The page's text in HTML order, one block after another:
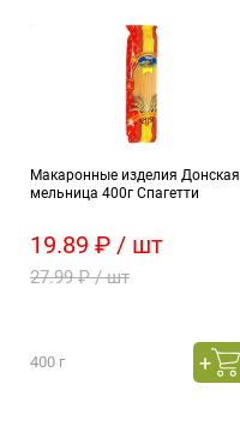
Макаронные изделия Донская
мельница 400г Спагетти
19.89 ₽ / шт
27.99 ₽ / шт
400 г